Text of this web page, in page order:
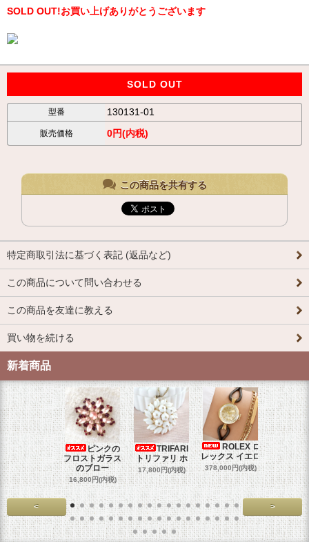
SOLD OUT!お買い上げありがとうございます
SOLD OUT
型番 130131-01
販売価格 0円(内税)
この商品を共有する
特定商取引法に基づく表記 (返品など)
この商品について問い合わせる
この商品を友達に教える
買い物を続ける
新着商品
ピンクの
フロストガラス
のブロー
16,800円(内税)
TRIFARI
トリファリ ホ
17,800円(内税)
ROLEX ロ
レックス イエロ
378,000円(内税)
ジュリア
29,000円(
< >